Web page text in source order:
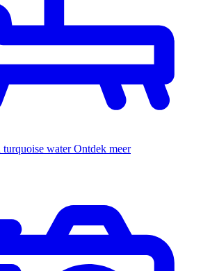
turquoise water Ontdek meer